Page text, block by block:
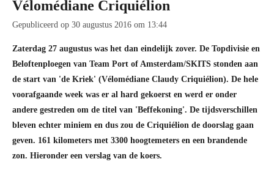
Vélomédiane Criquiélion
Gepubliceerd op 30 augustus 2016 om 13:44
Zaterdag 27 augustus was het dan eindelijk zover. De Topdivisie en
Beloftenploegen van Team Port of Amsterdam/SKITS stonden aan
de start van 'de Kriek' (Vélomédiane Claudy Criquiélion). De hele
voorafgaande week was er al hard gekoerst en werd er onder
andere gestreden om de titel van 'Beffekoning'. De tijdsverschillen
bleven echter miniem en dus zou de Criquiélion de doorslag gaan
geven. 161 kilometers met 3300 hoogtemeters en een brandende
zon. Hieronder een verslag van de koers.